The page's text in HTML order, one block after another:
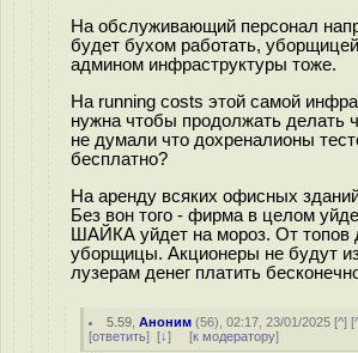
На обслуживающий персонал
будет бухом работать,
админом инфраструктуры тоже.
На running costs этой самой
нужна чтобы продолжать делать
не думали что дохреналионы
бесплатно?
На аренду всяких офисных
Без вон того - фирма в целом
ШАЙКА уйдет на мороз. От топов
уборщицы. Акционеры не будут
лузерам денег платить
5.59 ,Аноним (56), 02:17, 23/01/2025 [^] [
[ответить] [↓] [к модератору]